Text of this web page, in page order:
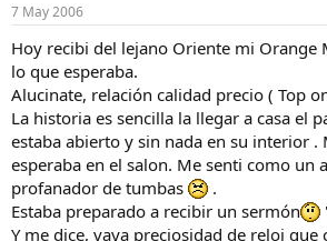
d
e
l
h
i
l
o
i
c
i
o
7 May 2006
Hoy recibi del lejano Oriente mi Orange
lo que esperaba.
Alucinate, relación calidad precio ( Top
La historia es sencilla la llegar a casa el
estaba abierto y sin nada en su interior .
esperaba en el salon. Me senti como un
profanador de tumbas
.
Estaba preparado a recibir un sermón
Y me dice, vaya preciosidad de reloj que